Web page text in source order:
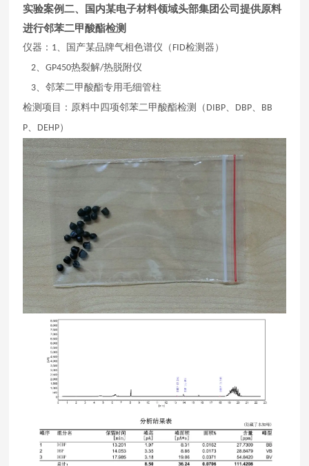
实验案例二、国内某电子材料领域头部集团公司提供原料
进行邻苯二甲酸酯检测
仪器： 1、国产某品牌气相色谱仪（ FID检测器）
2、GP450热裂解/热脱附仪
3、邻苯二甲酸酯专用毛细管柱
检测项目：原料中四项邻苯二甲酸酯检测（ DIBP、 DBP、 BB
P、 DEHP）